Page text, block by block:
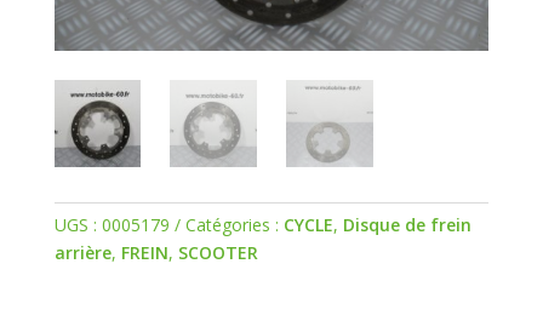
UGS : 0005179 Catégories : CYCLE, Disque de frein
arrière, FREIN, SCOOTER